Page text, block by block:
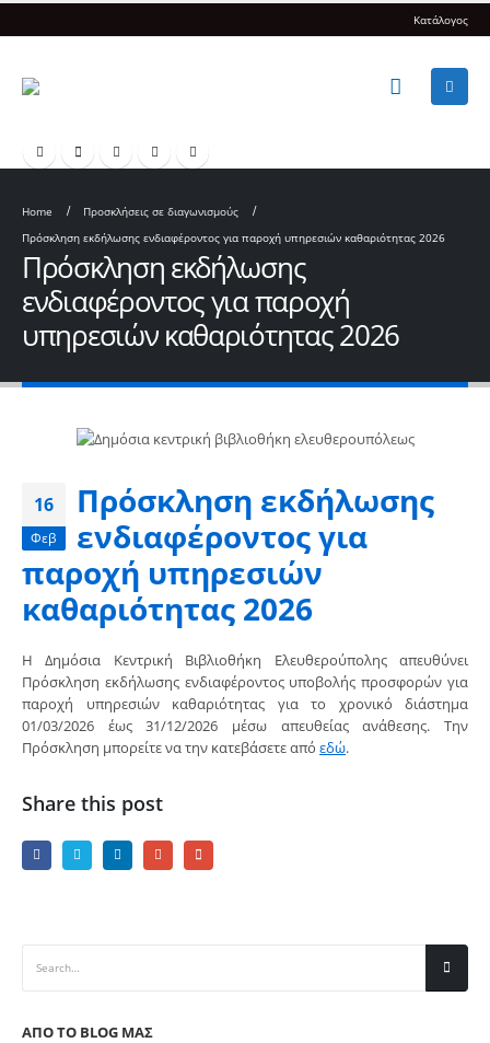
Κατάλογος
Home
Προσκλήσεις σε διαγωνισμούς
Πρόσκληση εκδήλωσης ενδιαφέροντος για παροχή υπηρεσιών καθαριότητας 2026
Πρόσκληση εκδήλωσης
ενδιαφέροντος για παροχή
υπηρεσιών καθαριότητας 2026
16
Φεβ
Πρόσκληση εκδήλωσης
ενδιαφέροντος για
παροχή υπηρεσιών
καθαριότητας 2026
Η Δημόσια Κεντρική Βιβλιοθήκη Ελευθερούπολης απευθύνει
Πρόσκληση εκδήλωσης ενδιαφέροντος υποβολής προσφορών για
παροχή υπηρεσιών καθαριότητας για το χρονικό διάστημα
01/03/2026 έως 31/12/2026 μέσω απευθείας ανάθεσης. Την
Πρόσκληση μπορείτε να την κατεβάσετε από εδώ.
Share this post
ΑΠΟ ΤΟ BLOG ΜΑΣ